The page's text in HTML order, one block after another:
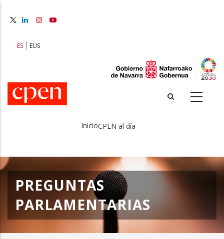
principal
ES EUS
enlaces
de
ayuda
a
InicioCPEN al día
PREGUNTAS
PARLAMENTARIAS